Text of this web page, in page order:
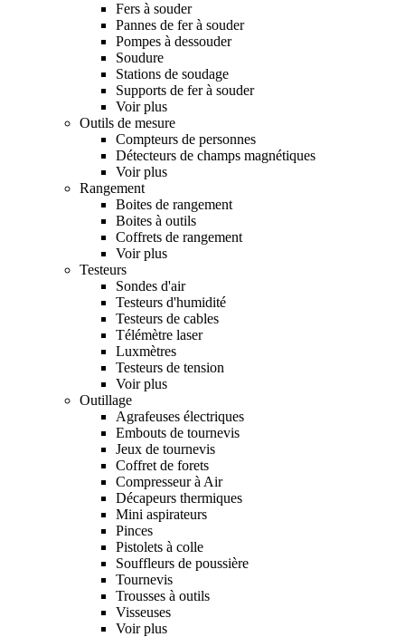
Fers à souder
Pannes de fer à souder
Pompes à dessouder
Soudure
Stations de soudage
Supports de fer à souder
Voir plus
Outils de mesure
Compteurs de personnes
Détecteurs de champs magnétiques
Voir plus
Rangement
Boites de rangement
Boites à outils
Coffrets de rangement
Voir plus
Testeurs
Sondes d'air
Testeurs d'humidité
Testeurs de cables
Télémètre laser
Luxmètres
Testeurs de tension
Voir plus
Outillage
Agrafeuses électriques
Embouts de tournevis
Jeux de tournevis
Coffret de forets
Compresseur à Air
Décapeurs thermiques
Mini aspirateurs
Pinces
Pistolets à colle
Souffleurs de poussière
Tournevis
Trousses à outils
Visseuses
Voir plus